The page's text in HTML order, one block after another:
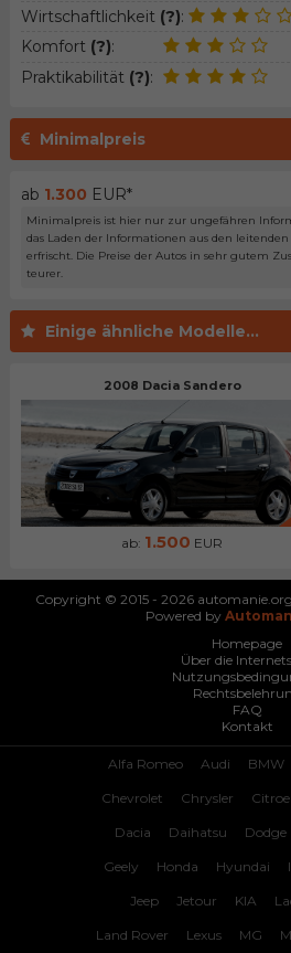
Wirtschaftlichkeit (?):
Komfort (?):
Praktikabilität (?):
Minimalpreis
ab 1.300 EUR*
Minimalpreis ist hier nur zur ungefähren
das Laden der Informationen aus den
erfrischt. Die Preise der Autos in sehr gutem
teurer.
Einige ähnliche Modelle...
2008 Dacia Sandero
ab: 1.500 EUR
Copyright © 2015 - 2026
Powered by
Homepage
Über die
FAQ
Kontakt
Alfa Romeo Audi BMW
Chevrolet Chrysler
Dacia Daihatsu Dodge
Geely Honda Hyundai
Jeep Jetour KIA
Land Rover Lexus MG